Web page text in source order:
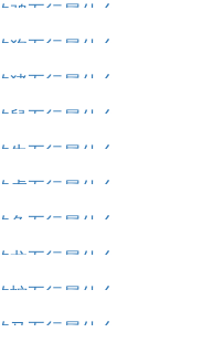
鸡五行属什么
狗五行属什么
猪五行属什么
鼠五行属什么
牛五行属什么
虎五行属什么
兔五行属什么
龙五行属什么
蛇五行属什么
马五行属什么